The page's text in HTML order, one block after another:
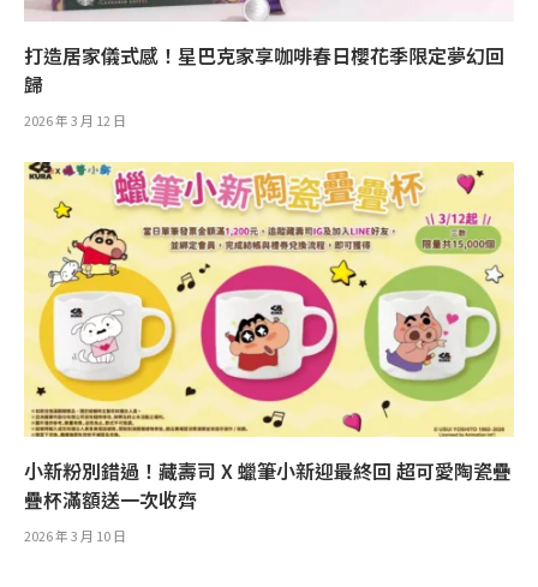
打造居家儀式感！星巴克家享咖啡春日櫻花季限定夢幻回
歸
2026 年 3 月 12 日
小新粉別錯過！藏壽司 X 蠟筆小新迎最終回 超可愛陶瓷疊
疊杯滿額送一次收齊
2026 年 3 月 10 日